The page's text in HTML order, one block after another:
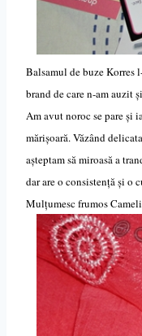
Balsamul de buze Korres
brand de care n-am auzit
Am avut noroc se pare și
mărișoară. Văzând
așteptam să miroasă a
dar are o consistență și o
Mulțumesc frumos